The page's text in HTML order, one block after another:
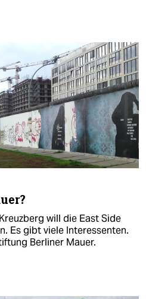
will die East Side
Es gibt viele Interessenten.
Berliner Mauer.